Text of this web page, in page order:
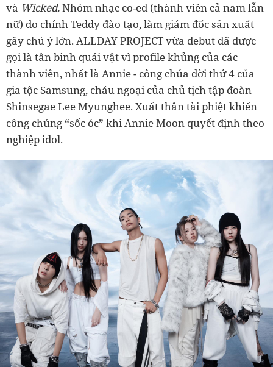
và Wicked.Nhóm nhạc co-ed (thành viên cả nam lẫn
nữ) do chính Teddy đào tạo, làm giám đốc sản xuất
gây chú ý lớn. ALLDAY PROJECT vừa debut đã được
gọi là tân binh quái vật vì profile khủng của các
thành viên, nhất là Annie - công chúa đời thứ 4 của
gia tộc Samsung, cháu ngoại của chủ tịch tập đoàn
Shinsegae Lee Myunghee. Xuất thân tài phiệt khiến
công chúng “sốc óc” khi Annie Moon quyết định theo
nghiệp idol.